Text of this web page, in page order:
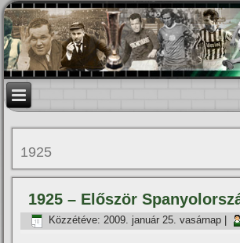
1925
1925 – Először
Közzétéve: 2009. január 25. vasárnap